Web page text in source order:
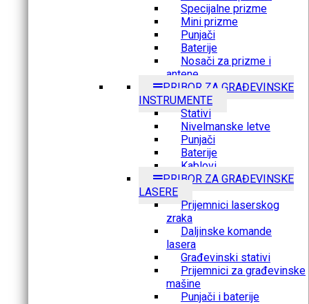
Specijalne prizme
Mini prizme
Punjači
Baterije
Nosači za prizme i
antene
PRIBOR ZA GRAĐEVINSKE
INSTRUMENTE
Stativi
Nivelmanske letve
Punjači
Baterije
Kablovi
PRIBOR ZA GRAĐEVINSKE
LASERE
Prijemnici laserskog
zraka
Daljinske komande
lasera
Građevinski stativi
Prijemnici za građevinske
mašine
Punjači i baterije